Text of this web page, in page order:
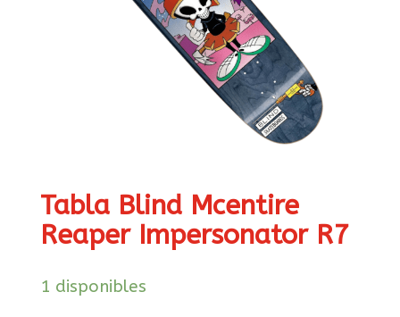
Tabla Blind Mcentire
Reaper Impersonator R7
1 disponibles